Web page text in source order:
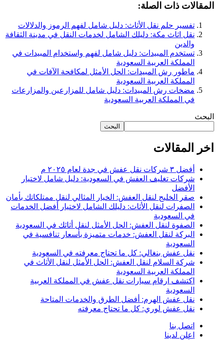
المقالات ذات الصلة:
تفسير حلم نقل الأثاث: دليل شامل لفهم الرموز والدلالات
نقل اثاث مكة: دليلك الشامل لخدمات النقل في مدينة الثقافة
والدين
تستخدم المبيدات: دليل شامل لفهم واستخدام المبيدات في
المملكة العربية السعودية
ماطور رش المبيدات: الحل الأمثل لمكافحة الآفات في
المملكة العربية السعودية
مضخات رش المبيدات: دليل شامل للمزارعين والمزارعات
في المملكة العربية السعودية
البحث
البحث
اخر المقالات
أفضل ٣ شركات نقل عفش في جدة لعام ٢٠٢٥ م
شركات تغليف العفش في السعودية: دليل شامل لاختيار
الأفضل
صقر الخليج لنقل العفش: الخيار المثالي لنقل ممتلكاتك بأمان
الصفرات لنقل الأثاث: دليلك الشامل لاختيار أفضل الخدمات
في السعودية
الصفوة لنقل العفش: الحل الأمثل لنقل أثاثك في السعودية
البركة لنقل العفش: خدمات متميزة بأسعار تنافسية في
السعودية
نقل عفش بنغالي: كل ما تحتاج معرفته في السعودية
شركة السلام لنقل العفش: الحل الأمثل لنقل الأثاث في
المملكة العربية السعودية
اكتشف ارقام سيارات نقل عفش في المملكة العربية
السعودية
نقل عفش الهرم: أفضل الطرق والخدمات المتاحة
نقل عفش لوري: كل ما تحتاج معرفته
اتصل بنا
اعلن لدينا